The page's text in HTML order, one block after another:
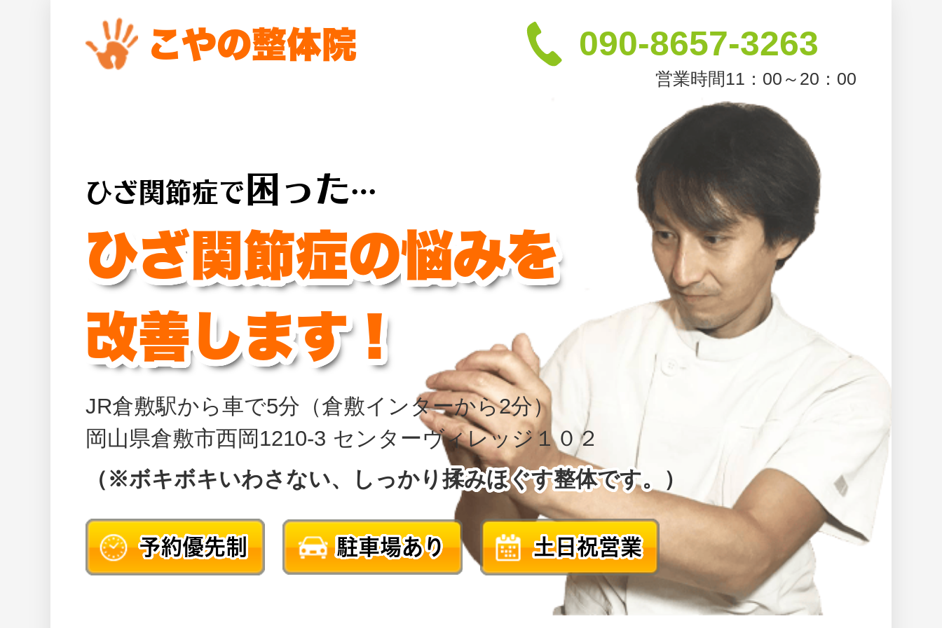
こやの整体院 090-8657-3263
営業時間11：00～20：00
ひざ関節症で困った…
ひざ関節症の悩みを
改善します！
JR倉敷駅から車で5分（倉敷インターから2分）
岡山県倉敷市西岡1210-3 センターヴィレッジ１０２
（ ※ボキボキいわさない、しっかり揉みほぐす整体です。 ）
予約優先制 駐車場あり 土日祝営業